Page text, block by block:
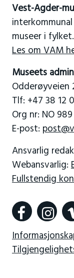
Vest-Agder-
museer i fylket.
Les om VAM
Museets
Odderøyveien
Tlf: +47 38 12
Org nr: NO
E-post:
Ansvarlig
Webansvarlig:
Fullstendig